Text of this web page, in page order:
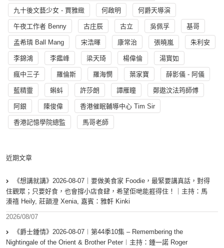
九十後文藝少女 - 賈雅緻 何啟明 何爵天導演
午夜工作者 Benny 古庄辰 古立 吳佩孚 基哥
孟希璘 Ball Mang 宋浩暉 康常治 張曉嵐 朱利安
李錦鴻 李鑑峰 梁天琦 楊偉倫 湯寳如
瘋中三子 羅倫斯 羅海憫 葉家寶 薛影儀 - 阿儀
藍精靈 蝌蚪 許莎朗 譚雁瞳 鄭遨汶法筠師傅
阿銀 陳俊偉 香港催眠輔導中心 Tim Sir
香港記憶學院總監 馬哥老師
近期文章
《想講就講》2026-08-07｜要做美食家 Foodie，最緊要講真話，對得
住觀眾；只要好食，也會撐小店食肆，希望佢哋能捱得住！｜主持：馬
溱禧 Heily, 莊韻澄 Xenia, 嘉賓：雅軒 Kinki
2026/08/07
《爵士鍾情》2026-08-07︱第44季10集 – Remembering the
Nightingale of the Orient & Brother Peter︱主持：鍾一諾 Roger